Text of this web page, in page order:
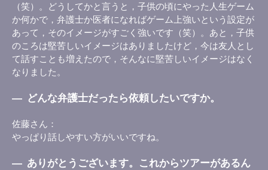
（笑）。どうしてかと言うと，子供の頃にやった人生ゲーム
か何かで，弁護士か医者になればゲーム上強いという設定が
あって，そのイメージがすごく強いです（笑）。あと，子供
のころは堅苦しいイメージはありましたけど，今は友人とし
て話すことも増えたので，そんなに堅苦しいイメージはなく
なりました。
― どんな弁護士だったら依頼したいですか。
佐藤さん
やっぱり話しやすい方がいいですね。
― ありがとうございます。これからツアーがあるん